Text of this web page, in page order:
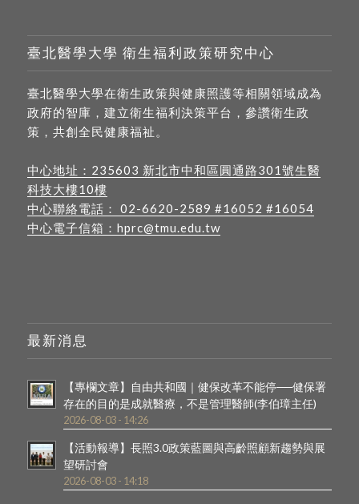
臺北醫學大學 衛生福利政策研究中心
臺北醫學大學在衛生政策與健康照護等相關領域成為
政府的智庫，建立衛生福利決策平台，參讚衛生政
策，共創全民健康福祉。
中心地址： 235603 新北市中和區圓通路301號生醫
科技大樓10樓
中心聯絡電話： 02-6620-2589 #16052 #16054
中心電子信箱： hprc@tmu.edu.tw
最新消息
【專欄文章】自由共和國｜健保改革不能停──健保署
存在的目的是成就醫療，不是管理醫師(李伯璋主任)
2026-08-03 - 14:26
【活動報導】長照3.0政策藍圖與高齡照顧新趨勢與展
望研討會
2026-08-03 - 14:18